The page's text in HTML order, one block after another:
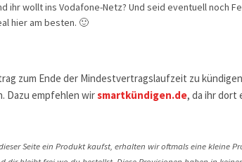
ihr wollt ins Vodafone-Netz? Und seid eventuell noch
hier am besten. 🙂
zum Ende der Mindestvertragslaufzeit zu
Dazu empfehlen wirsmartkündigen.de, da ihr dort
Seite ein Produkt kaufst, erhalten wir oftmals eine kleine